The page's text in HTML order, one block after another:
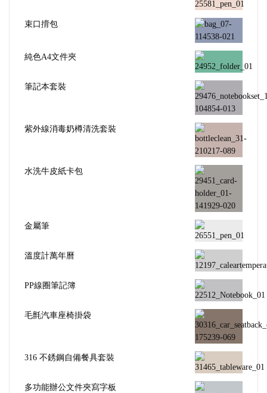
束口揹包
純色A4文件夾
筆記本套裝
紫外線消毒奶樽清洗套裝
水洗牛皮紙卡包
金屬筆
溫度計萬年曆
PP線圈筆記簿
毛氈汽車座椅掛袋
316 不銹鋼自備餐具套裝
多功能辦公文件夾寫字板